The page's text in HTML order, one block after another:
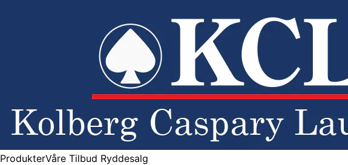
ProdukterVåre Tilbud Ryddesalg